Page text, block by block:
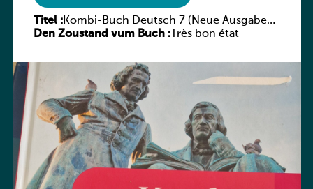
Titel :Kombi-Buch Deutsch 7 (Neue Ausgabe
Luxemburg)
Den Zoustand vum Buch :Très bon état